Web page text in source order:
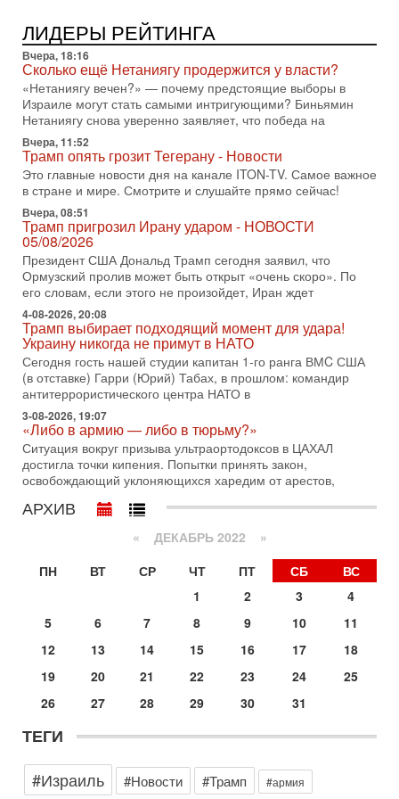
Битва за разоружение ХАМАСа - НОВОСТИ
31/07/2026
Сегодня президент США Дональд Трамп заявил о
достижении исторического соглашения о полном
разоружении ХАМАСа и других вооруженных группировок в
30-07-2026, 17:59
Иран доведет Трампа до крайних мер? Разбор и
оценка от военного обозревателя Давида Шарпа
Ситуация вокруг противостояния Ирана и США накаляется
с каждым днем. Почему Трамп в самый последний момент
отменил решение о нанесении тяжелых ударов
30-07-2026, 16:54
Покупатель авиакомпании «Аркия» намерен
запретить полеты по субботам!
Вокруг возможной продажи авиакомпании «Аркия»
разгорается громкий конфликт.
30-07-2026, 08:16
Трамп готовит удар по Ирану - НОВОСТИ 30/07/2026
Президент США Дональд Трамп сегодня рассматривает
возможность масштабной военной операции против Ирана
после ракетной атаки на американскую базу в
29-07-2026, 18:28
Трамп взбешен атакой на базы! Иран играет с огнем.
Израиль меняет курс
В эфире телеканала ITON-TV политолог Цви Маген,
дипломат, в прошлом - старший офицер военной разведки
АМАН, глава спецслужбы "Натив", ‎Чрезвычайный и
29-07-2026, 15:31
повышает готовность. Развязка все ближе!
В эфире телеканала ITON-TV Григорий Тамар, офицер
ЦАХАЛа в отставке, писатель, журналист, военный историк.
Ведет программу Александр Гур-Арье.
29-07-2026, 11:48
Соцработники выходит на "тропу войны" с местными
властями
могут перейти к акциям протеста. Гистадрут объявил о
начале трудового спора между Профсоюзом
Удар по Ирану неизбежен! Украина вступает в новую
Сегодня гость нашей студии капитан 1-го ранга ВМC США
(в отставке) Гарри (Юрий) Табах, в прошлом: командир
ЛИДЕРЫ РЕЙТИНГА
Вчера, 18:16
Сколько ещё Нетаниягу продержится у власти?
«Нетаниягу вечен?» — почему предстоящие выборы в
Израиле могут стать самыми интригующими? Биньямин
Нетаниягу снова уверенно заявляет, что победа на
Вчера, 11:52
Трамп опять грозит Тегерану - Новости
Это главные новости дня на канале ITON-TV. Самое важное
в стране и мире. Смотрите и слушайте прямо сейчас!
Вчера, 08:51
Трамп пригрозил Ирану ударом - НОВОСТИ
05/08/2026
Президент США Дональд Трамп сегодня заявил, что
Ормузский пролив может быть открыт «очень скоро». По
его словам, если этого не произойдет, Иран ждет
4-08-2026, 20:08
Трамп выбирает подходящий момент для удара!
Украину никогда не примут в НАТО
Сегодня гость нашей студии капитан 1-го ранга ВМC США
(в отставке) Гарри (Юрий) Табах, в прошлом: командир
антитеррористического центра НАТО в
3-08-2026, 19:07
«Либо в армию — либо в тюрьму?»
Ситуация вокруг призыва ультраортодоксов в ЦАХАЛ
достигла точки кипения. Попытки принять закон,
освобождающий уклоняющихся харедим от арестов,
АРХИВ
« ДЕКАБРЬ 2022 »
ПН
ВТ СР ЧТ ПТ СБ
ВС
1
2 3
4
5
6 7 8 9 10
11
12
13 14 15 16 17
18
19
20 21 22 23 24
25
26
27 28 29 30 31
ТЕГИ
#Израиль
#Новости #Трамп #армия